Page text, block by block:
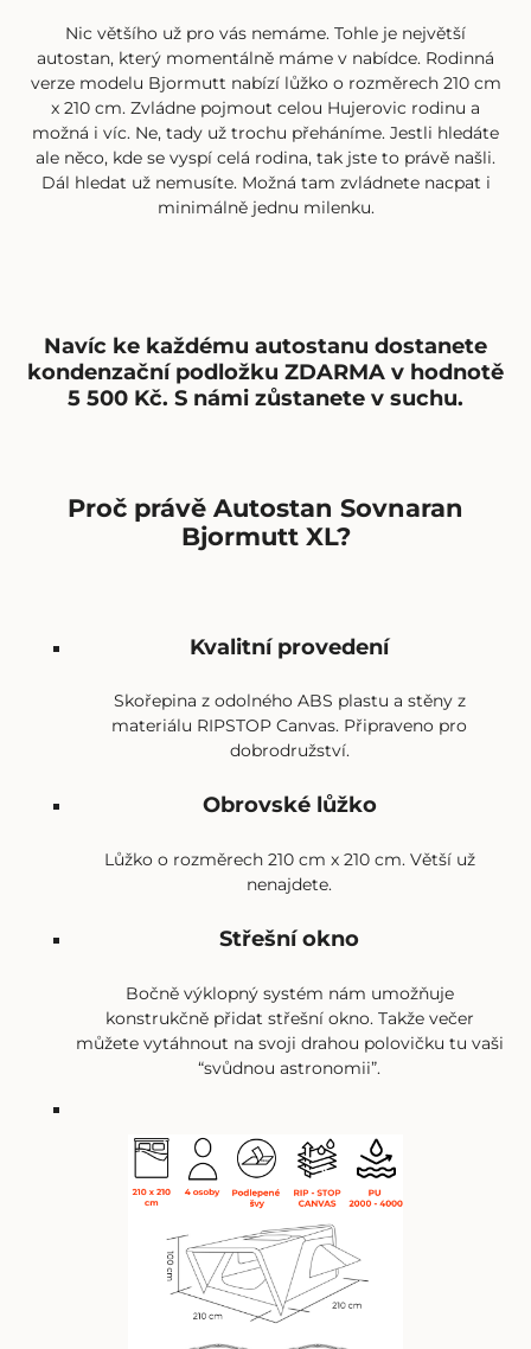
Nic většího už pro vás nemáme. Tohle je největší
autostan, který momentálně máme v nabídce. Rodinná
verze modelu Bjormutt nabízí lůžko o rozměrech 210 cm
x 210 cm. Zvládne pojmout celou Hujerovic rodinu a
možná i víc. Ne, tady už trochu přeháníme. Jestli hledáte
ale něco, kde se vyspí celá rodina, tak jste to právě našli.
Dál hledat už nemusíte. Možná tam zvládnete nacpat i
minimálně jednu milenku.
Navíc ke každému autostanu dostanete
kondenzační podložku ZDARMA v hodnotě
5 500 Kč. S námi zůstanete v suchu.
Proč právě Autostan Sovnaran
Bjormutt XL?
Kvalitní provedení
Skořepina z odolného ABS plastu a stěny z
materiálu RIPSTOP Canvas. Připraveno pro
dobrodružství.
Obrovské lůžko
Lůžko o rozměrech 210 cm x 210 cm. Větší už
nenajdete.
Střešní okno
Bočně výklopný systém nám umožňuje
konstrukčně přidat střešní okno. Takže večer
můžete vytáhnout na svoji drahou polovičku tu vaši
“svůdnou astronomii”.